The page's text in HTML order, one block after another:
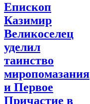
Епископ
Казимир
Великоселец
уделил
таинство
миропомазания
и Первое
Причастие в